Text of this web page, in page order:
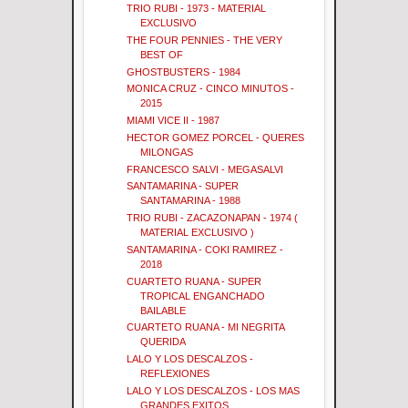
TRIO RUBI - 1973 - MATERIAL
EXCLUSIVO
THE FOUR PENNIES - THE VERY
BEST OF
GHOSTBUSTERS - 1984
MONICA CRUZ - CINCO MINUTOS -
2015
MIAMI VICE II - 1987
HECTOR GOMEZ PORCEL - QUERES
MILONGAS
FRANCESCO SALVI - MEGASALVI
SANTAMARINA - SUPER
SANTAMARINA - 1988
TRIO RUBI - ZACAZONAPAN - 1974 (
MATERIAL EXCLUSIVO )
SANTAMARINA - COKI RAMIREZ -
2018
CUARTETO RUANA - SUPER
TROPICAL ENGANCHADO
BAILABLE
CUARTETO RUANA - MI NEGRITA
QUERIDA
LALO Y LOS DESCALZOS -
REFLEXIONES
LALO Y LOS DESCALZOS - LOS MAS
GRANDES EXITOS